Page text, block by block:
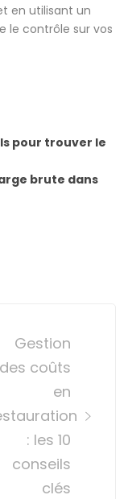
en utilisant un
le contrôle sur vos
pour trouver le
brute dans
Gestion
des coûts
en
: les 10
conseils
clés